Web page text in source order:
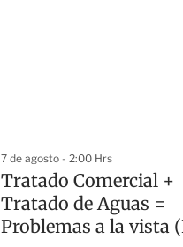
7 de agosto - 2:00 Hrs
Tratado Comercial +
Tratado de Aguas =
Problemas a la vista